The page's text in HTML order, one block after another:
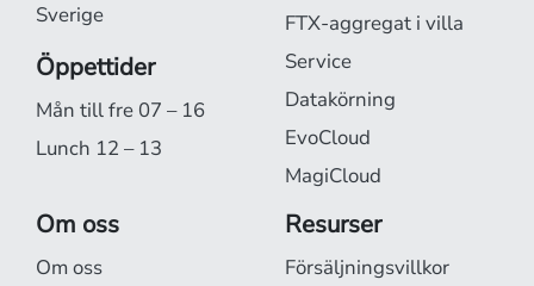
Sverige
Öppettider
Mån till fre 07 – 16
Lunch 12 – 13
FTX-aggregat i villa
Service
Datakörning
EvoCloud
MagiCloud
Om oss
Om oss
Resurser
Försäljningsvillkor